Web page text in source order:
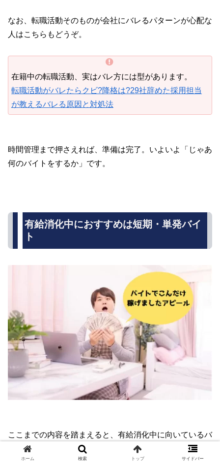
なお、転職活動そのものが会社にバレるパターンが心配な
人はこちらもどうぞ。
在籍中の転職活動、実はバレ方には型があります。
転職活動がバレたらクビ?降格は?29社辞めた採用担当
が教えるバレる原因と対処法
時間管理まで押さえれば、準備は完了。いよいよ「じゃあ
何のバイトをするか」です。
有給消化中におすすめは短期・単発バイ
ト
ここまでの内容を踏まえると、有給消化中に向いているバ
イトの条件は自動的に決まります。
ホーム 検索 トップ サイドバー